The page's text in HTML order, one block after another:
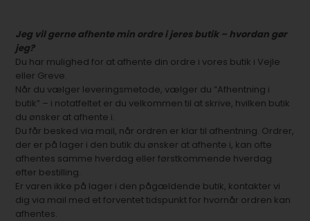
Jeg vil gerne afhente min ordre i jeres butik – hvordan gør
jeg?
Du har mulighed for at afhente din ordre i vores butik i Vejle
eller Greve.
Når du vælger leveringsmetode, vælger du ”Afhentning i
butik” – i notatfeltet er du velkommen til at skrive, hvilken butik
du ønsker at afhente i.
Du får besked via mail, når ordren er klar til afhentning. Ordrer,
der er på lager i den butik du ønsker at afhente i, kan ofte
afhentes samme hverdag eller førstkommende hverdag
efter bestilling.
Er varen ikke på lager i den pågældende butik, kontakter vi
dig via mail med et forventet tidspunkt for hvornår ordren kan
afhentes.